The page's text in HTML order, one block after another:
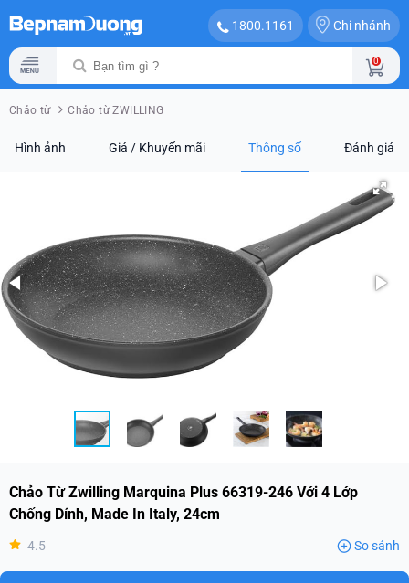
1800.1161 Chi nhánh
0
Chảo từ Chảo từ ZWILLING
Hình ảnh Giá / Khuyến mãi Thông số Đánh giá
Chảo Từ Zwilling Marquina Plus 66319-246 Với 4 Lớp
Chống Dính, Made In Italy, 24cm
4.5 So sánh